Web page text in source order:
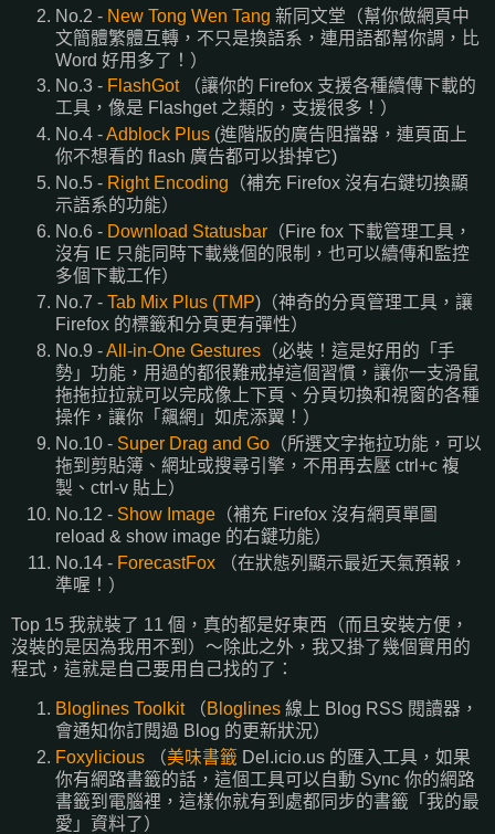
No.2 - New Tong Wen Tang 新同文堂（幫你做網頁中
文簡體繁體互轉，不只是換語系，連用語都幫你調，比
Word 好用多了！）
No.3 - FlashGot（讓你的 Firefox 支援各種續傳下載的
工具，像是 Flashget 之類的，支援很多！）
No.4 -Adblock Plus (進階版的廣告阻擋器，連頁面上
你不想看的 flash 廣告都可以掛掉它)
No.5 - Right Encoding （補充 Firefox 沒有右鍵切換顯
示語系的功能）
No.6 - Download Statusbar （Fire fox 下載管理工具，
沒有 IE 只能同時下載幾個的限制，也可以續傳和監控
多個下載工作）
No.7 - Tab Mix Plus (TMP)（神奇的分頁管理工具，讓
Firefox 的標籤和分頁更有彈性）
No.9 -All-in-One Gestures （必裝！這是好用的「手
勢」功能，用過的都很難戒掉這個習慣，讓你一支滑鼠
拖拖拉拉就可以完成像上下頁、分頁切換和視窗的各種
操作，讓你「飆網」如虎添翼！）
No.10 - Super Drag and Go （所選文字拖拉功能，可以
拖到剪貼簿、網址或搜尋引擎，不用再去壓 ctrl+c 複
製、ctrl-v 貼上）
No.12 - Show Image （補充 Firefox 沒有網頁單圖
reload & show image 的右鍵功能）
No.14 - ForecastFox （在狀態列顯示最近天氣預報，
準喔！）
Top 15 我就裝了 11 個，真的都是好東西（而且安裝方便，
沒裝的是因為我用不到）～除此之外，我又掛了幾個實用的
程式，這就是自己要用自己找的了：
Bloglines Toolkit （Bloglines 線上 Blog RSS 閱讀器，
會通知你訂閱過 Blog 的更新狀況）
Foxylicious （美味書籤 Del.icio.us 的匯入工具，如果
你有網路書籤的話，這個工具可以自動 Sync 你的網路
書籤到電腦裡，這樣你就有到處都同步的書籤「我的最
愛」資料了）